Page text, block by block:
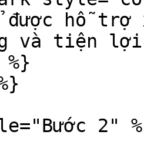
được hỗ
và tiện
2"